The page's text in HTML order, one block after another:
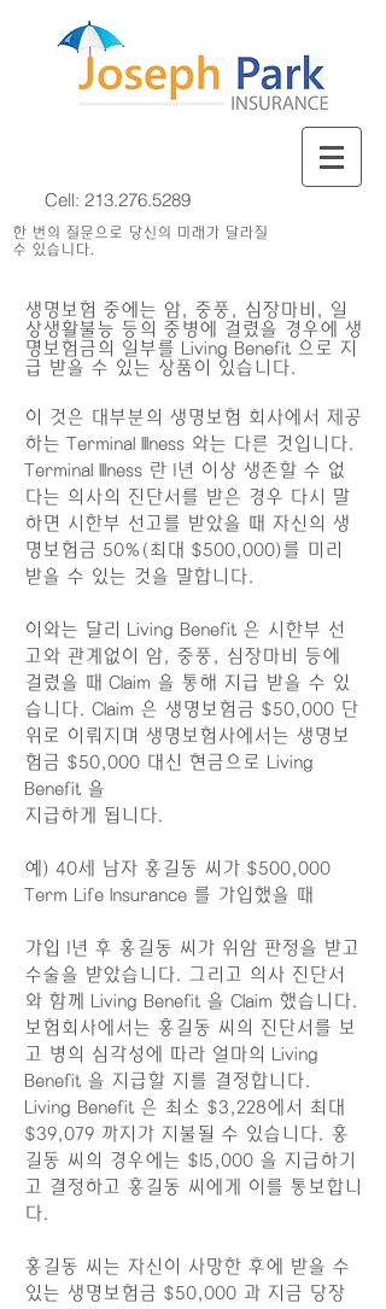
Cell: 213.276.5289
한 번의 질문으로 당신의 미래가 달라질
수 있습니다.
생명보험 중에는 암, 중풍, 심장마비, 일
상생활불능 등의 중병에 걸렸을 경우에 생
명보험금의 일부를 Living Benefit 으로 지
급 받을 수 있는 상품이 있습니다.
이 것은 대부분의 생명보험 회사에서 제공
하는 Terminal Illness 와는 다른 것입니다.
Terminal Illness 란 1년 이상 생존할 수 없
다는 의사의 진단서를 받은 경우 다시 말
하면 시한부 선고를 받았을 때 자신의 생
명보험금 50%(최대 $500,000)를 미리
받을 수 있는 것을 말합니다.
이와는 달리 Living Benefit 은 시한부 선
고와 관계없이 암, 중풍, 심장마비 등에
걸렸을 때 Claim 을 통해 지급 받을 수 있
습니다. Claim 은 생명보험금 $50,000 단
위로 이뤄지며 생명보험사에서는 생명보
험금 $50,000 대신 현금으로 Living
Benefit 을
지급하게 됩니다.
예) 40세 남자 홍길동 씨가 $500,000
Term Life Insurance 를 가입했을 때
가입 1년 후 홍길동 씨가 위암 판정을 받고
수술을 받았습니다. 그리고 의사 진단서
와 함께 Living Benefit 을 Claim 했습니다.
보험회사에서는 홍길동 씨의 진단서를 보
고 병의 심각성에 따라 얼마의 Living
Benefit 을 지급할 지를 결정합니다.
Living Benefit 은 최소 $3,228에서 최대
$39,079 까지가 지불될 수 있습니다. 홍
길동 씨의 경우에는 $15,000 을 지급하기
고 결정하고 홍길동 씨에게 이를 통보합니
다.
홍길동 씨는 자신이 사망한 후에 받을 수
있는 생명보험금 $50,000 과 지금 당장